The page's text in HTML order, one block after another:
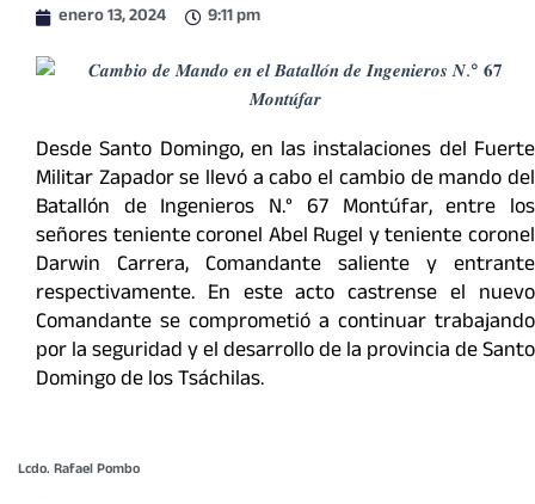
enero 13, 2024 9:11 pm
Desde Santo Domingo, en las instalaciones del Fuerte
Militar Zapador se llevó a cabo el cambio de mando del
Batallón de Ingenieros N.° 67 Montúfar, entre los
señores teniente coronel Abel Rugel y teniente coronel
Darwin Carrera, Comandante saliente y entrante
respectivamente. En este acto castrense el nuevo
Comandante se comprometió a continuar trabajando
por la seguridad y el desarrollo de la provincia de Santo
Domingo de los Tsáchilas.
Lcdo. Rafael Pombo